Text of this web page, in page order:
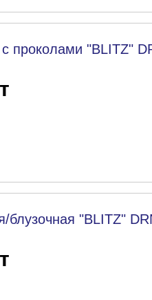
проколами "BLITZ"
блузочная "BLITZ"